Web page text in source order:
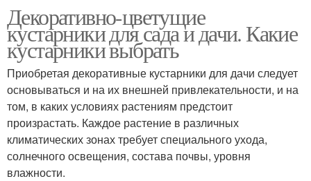
Декоративно-цветущие
кустарники для сада и дачи. Какие
кустарники выбрать
Приобретая декоративные кустарники для дачи следует
основываться и на их внешней привлекательности, и на
том, в каких условиях растениям предстоит
произрастать. Каждое растение в различных
климатических зонах требует специального ухода,
солнечного освещения, состава почвы, уровня
влажности.